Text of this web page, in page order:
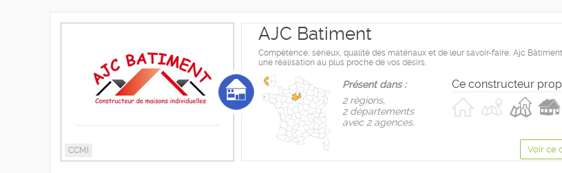
CCMI
AJC Batiment
Compétence, sérieux, qualité des matériaux et de leur savoir-faire, Ajc
une réalisation au plus proche de vos désirs.
Présent dans :
2 règions,
2 départements
avec 2 agences.
Ce constructeur
Voir ce